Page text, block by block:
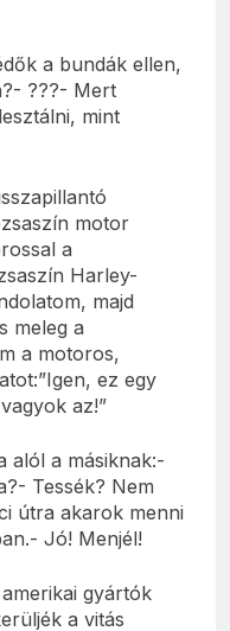
a bundák ellen,
???- Mert
mint
motor
a
Harley-
majd
meleg a
a motoros,
ez egy
az!”
alól a másiknak:-
Tessék? Nem
útra akarok menni
Jó! Menjél!
gyártók
a vitás